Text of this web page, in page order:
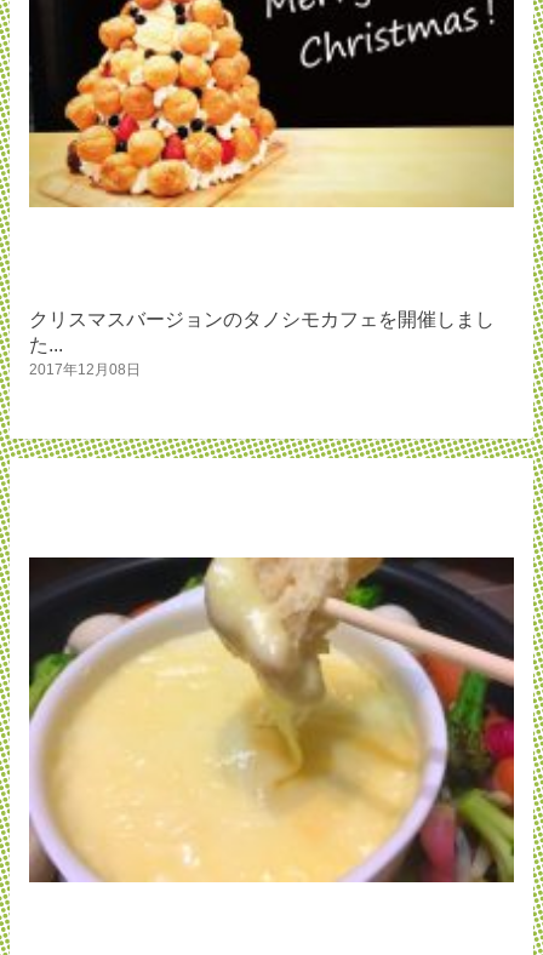
クリスマスバージョンのタノシモカフェを開催しまし
た...
2017年12月08日